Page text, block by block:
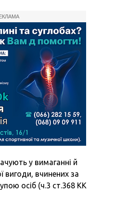
у вимаганні й
вигоди, вчинених за
осіб (ч.3 ст.368 КК